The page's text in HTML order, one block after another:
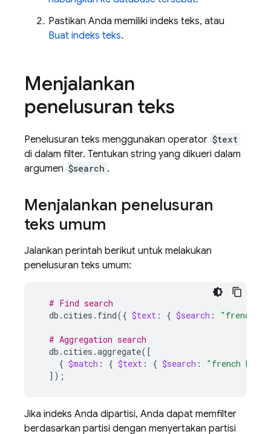
Pastikan Anda memiliki indeks teks, atau
Buat indeks teks.
Menjalankan
penelusuran teks
Penelusuran teks menggunakan operator $text
di dalam filter. Tentukan string yang dikueri dalam
argumen $search .
Menjalankan penelusuran
teks umum
Jalankan perintah berikut untuk melakukan
penelusuran teks umum:
# Find search
db.cities.find({ $text : { $search : "french
# Aggregation search
db.cities.aggregate([
{ $match : { $text : { $search :
"french
]) ;
Jika indeks Anda dipartisi, Anda dapat memfilter
berdasarkan partisi dengan menyertakan partisi